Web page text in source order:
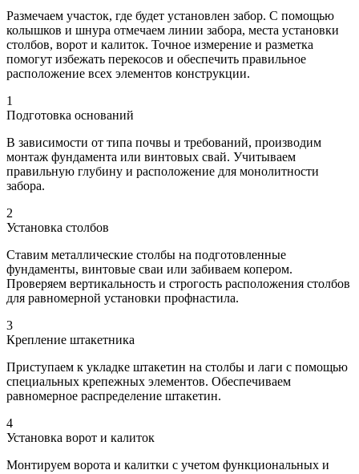
Размечаем участок, где будет установлен забор. С помощью
колышков и шнура отмечаем линии забора, места установки
столбов, ворот и калиток. Точное измерение и разметка
помогут избежать перекосов и обеспечить правильное
расположение всех элементов конструкции.
1
Подготовка оснований
В зависимости от типа почвы и требований, производим
монтаж фундамента или винтовых свай. Учитываем
правильную глубину и расположение для монолитности
забора.
2
Установка столбов
Ставим металлические столбы на подготовленные
фундаменты, винтовые сваи или забиваем копером.
Проверяем вертикальность и строгость расположения столбов
для равномерной установки профнастила.
3
Крепление штакетника
Приступаем к укладке штакетин на столбы и лаги с помощью
специальных крепежных элементов. Обеспечиваем
равномерное распределение штакетин.
4
Установка ворот и калиток
Монтируем ворота и калитки с учетом функциональных и